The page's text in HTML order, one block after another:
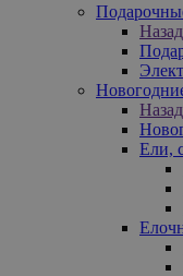
Назад
Назад
Ели,